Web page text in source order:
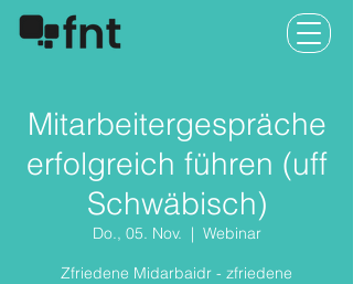
Mitarbeitergespräche
erfolgreich führen (uff
Schwäbisch)
Do., 05. Nov.
  |
Webinar
Zfriedene Midarbaidr - zfriedene